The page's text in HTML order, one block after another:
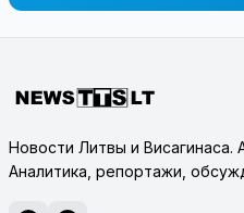
Новости Литвы и Висагинаса.
Аналитика, репортажи,